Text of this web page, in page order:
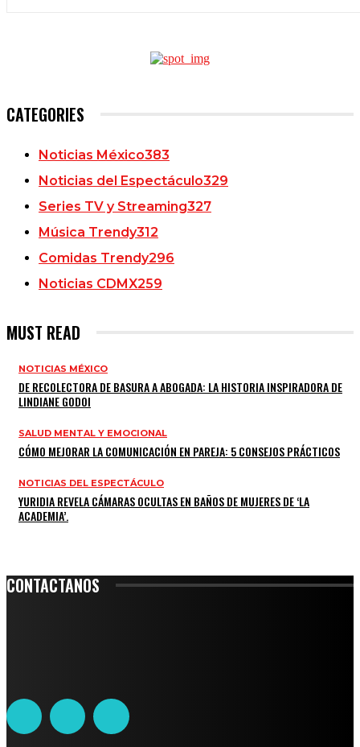
CATEGORIES
Noticias México383
Noticias del Espectáculo329
Series TV y Streaming327
Música Trendy312
Comidas Trendy296
Noticias CDMX259
MUST READ
NOTICIAS MÉXICO
DE RECOLECTORA DE BASURA A ABOGADA: LA HISTORIA INSPIRADORA DE
LINDIANE GODOI
SALUD MENTAL Y EMOCIONAL
CÓMO MEJORAR LA COMUNICACIÓN EN PAREJA: 5 CONSEJOS PRÁCTICOS
NOTICIAS DEL ESPECTÁCULO
YURIDIA REVELA CÁMARAS OCULTAS EN BAÑOS DE MUJERES DE ‘LA
ACADEMIA’.
CONTACTANOS